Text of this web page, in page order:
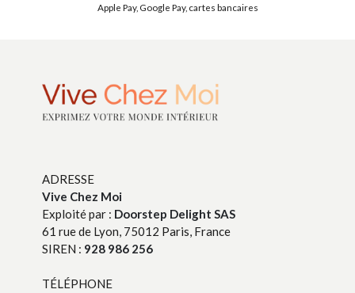
Apple Pay, Google Pay, cartes bancaires
ADRESSE
Vive Chez Moi
Exploité par : Doorstep Delight SAS
61 rue de Lyon, 75012 Paris, France
SIREN : 928 986 256
TÉLÉPHONE